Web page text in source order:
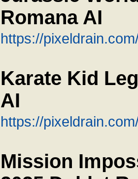
Romana AI
https://
Karate Kid
AI
https://
Mission